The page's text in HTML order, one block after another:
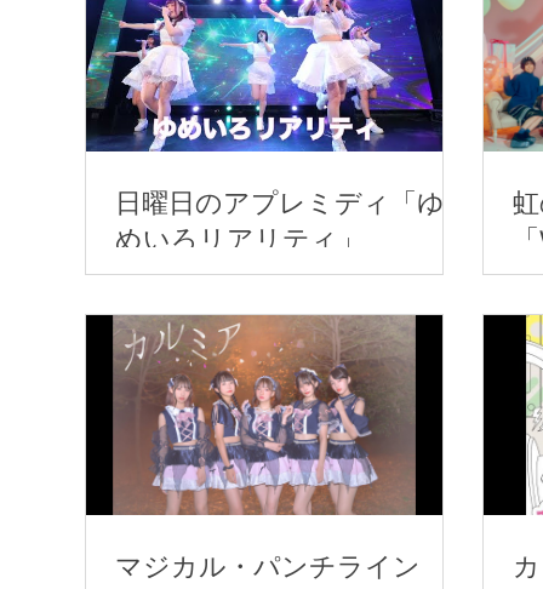
日曜日のアプレミディ「ゆ
めいろリアリティ」
マジカル・パンチライン